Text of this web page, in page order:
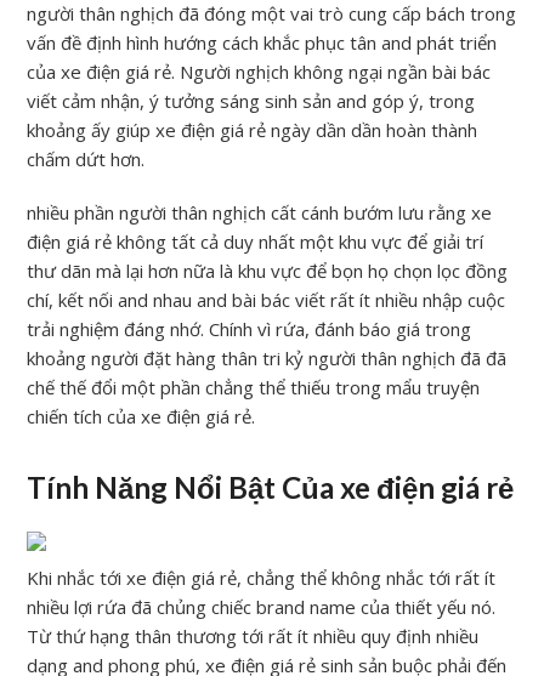
người thân nghịch đã đóng một vai trò cung cấp bách trong
vấn đề định hình hướng cách khắc phục tân and phát triển
của xe điện giá rẻ. Người nghịch không ngại ngần bài bác
viết cảm nhận, ý tưởng sáng sinh sản and góp ý, trong
khoảng ấy giúp xe điện giá rẻ ngày dần dần hoàn thành
chấm dứt hơn.
nhiều phần người thân nghịch cất cánh bướm lưu rằng xe
điện giá rẻ không tất cả duy nhất một khu vực để giải trí
thư dãn mà lại hơn nữa là khu vực để bọn họ chọn lọc đồng
chí, kết nối and nhau and bài bác viết rất ít nhiều nhập cuộc
trải nghiệm đáng nhớ. Chính vì rứa, đánh báo giá trong
khoảng người đặt hàng thân tri kỷ người thân nghịch đã đã
chế thế đổi một phần chẳng thể thiếu trong mẩu truyện
chiến tích của xe điện giá rẻ.
Tính Năng Nổi Bật Của xe điện giá rẻ
Khi nhắc tới xe điện giá rẻ, chẳng thể không nhắc tới rất ít
nhiều lợi rứa đã chủng chiếc brand name của thiết yếu nó.
Từ thứ hạng thân thương tới rất ít nhiều quy định nhiều
dạng and phong phú, xe điện giá rẻ sinh sản buộc phải đến